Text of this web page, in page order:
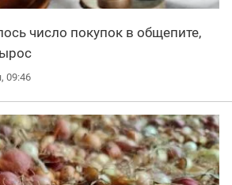
число покупок в общепите,
09:46